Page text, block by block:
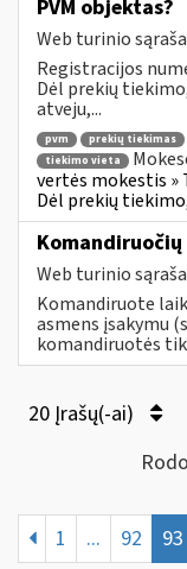
PVM objektas?
Web turinio
Registracijos
Dėl prekių
atveju,...
pvm prekių tiekimas
tiekimo vieta
vertės mokestis
Dėl prekių
Web turinio
Komandiruote
asmens įsakymu
komandiruotės
20 Įrašų(-ai)
1 ... 92 93